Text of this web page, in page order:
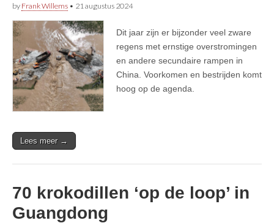
by Frank Willems • 21 augustus 2024
Dit jaar zijn er bijzonder veel zware
regens met ernstige overstromingen
en andere secundaire rampen in
China. Voorkomen en bestrijden komt
hoog op de agenda.
Lees meer →
70 krokodillen ‘op de loop’ in
Guangdong